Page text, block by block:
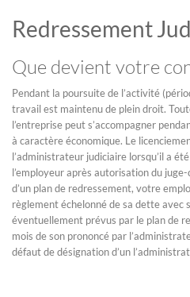
Redressement
Que devient votre
Pendant la poursuite de l’activité
travail est maintenu de plein droit.
l’entreprise peut s’accompagner
à caractère économique. Le
l’administrateur judiciaire lorsqu’il a
l’employeur après autorisation du
d’un plan de redressement, votre
règlement échelonné de sa dette avec
éventuellement prévus par le plan de
mois de son prononcé par
défaut de désignation d’un